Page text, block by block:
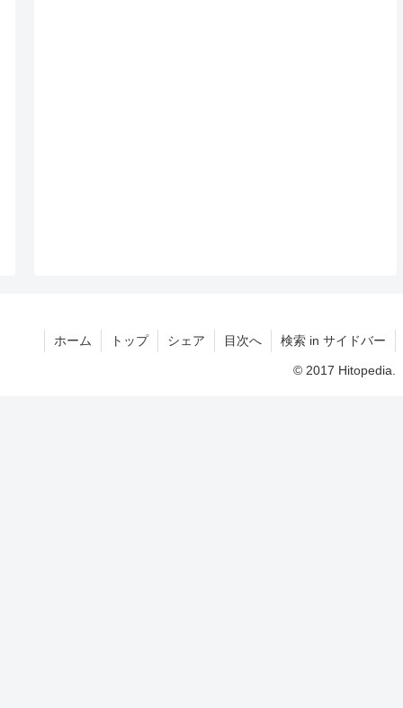
ホーム トップ シェア 目次へ 検索 in サイドバー
© 2017 Hitopedia.